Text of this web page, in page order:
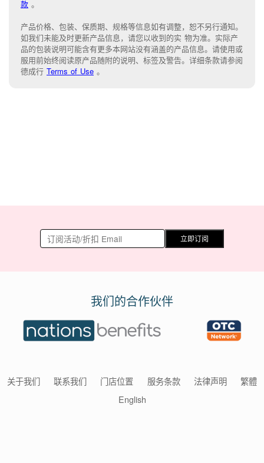
款 。
产品价格、包装、保质期、规格等信息如有调整，恕不另行通知。
如我们未能及时更新产品信息， 请您以收到的实 物为准。 实际产
品的包装说明可能含有更多本网站没有涵盖的产品信息。请使用或
服用前始终阅读原产品随附的说明、 标签及警告。 详细条款请参阅
德成行 Terms of Use 。
立即订阅
我们的合作伙伴
关于我们 联系我们 门店位置 服务条款 法律声明
繁體
English